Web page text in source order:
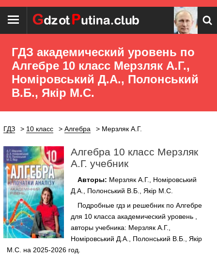
ГДЗ академический уровень по
Алгебре 10 класс Мерзляк А.Г.,
Номіровський Д.А., Полонський
В.Б., Якір М.С.
ГДЗ 10 класс Алгебра Мерзляк А.Г.
Алгебра 10 класс Мерзляк
А.Г. учебник
Авторы: Мерзляк А.Г., Номіровський
Д.А., Полонський В.Б., Якір М.С.
Подробные гдз и решебник по Алгебре
для 10 класса академический уровень ,
авторы учебника: Мерзляк А.Г.,
Номіровський Д.А., Полонський В.Б., Якір
М.С. на 2025-2026 год.